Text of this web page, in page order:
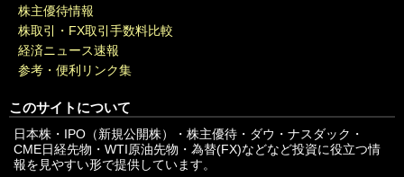
株主優待情報
株取引・FX取引手数料比較
経済ニュース速報
参考・便利リンク集
このサイトについて
日本株・IPO（新規公開株）・株主優待・ダウ・ナスダック・
CME日経先物・WTI原油先物・為替(FX)などなど投資に役立つ情
報を見やすい形で提供しています。